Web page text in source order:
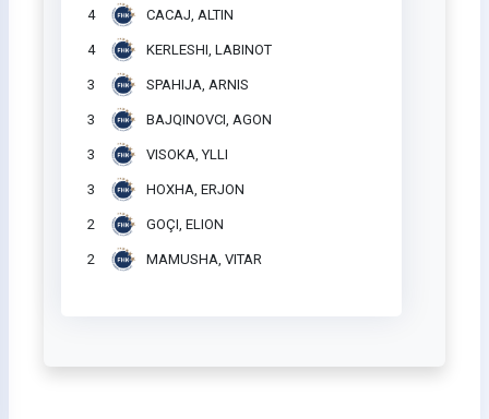
4 CACAJ, ALTIN
4 KERLESHI, LABINOT
3 SPAHIJA, ARNIS
3 BAJQINOVCI, AGON
3 VISOKA, YLLI
3 HOXHA, ERJON
2 GOÇI, ELION
2 MAMUSHA, VITAR